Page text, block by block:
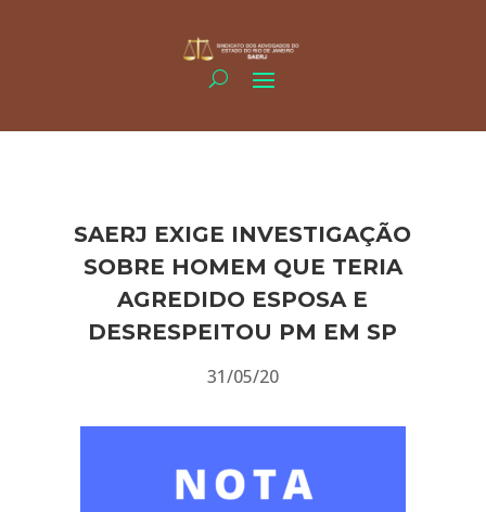
SAERJ EXIGE INVESTIGAÇÃO
SOBRE HOMEM QUE TERIA
AGREDIDO ESPOSA E
DESRESPEITOU PM EM SP
31/05/20